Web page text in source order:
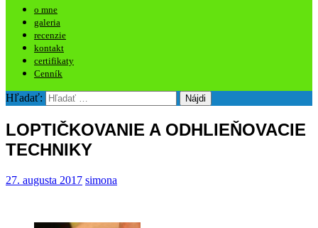
o mne
galeria
recenzie
kontakt
certifikaty
Cenník
Hľadať:
LOPTIČKOVANIE A ODHLIEŇOVACIE
TECHNIKY
27. augusta 2017 simona